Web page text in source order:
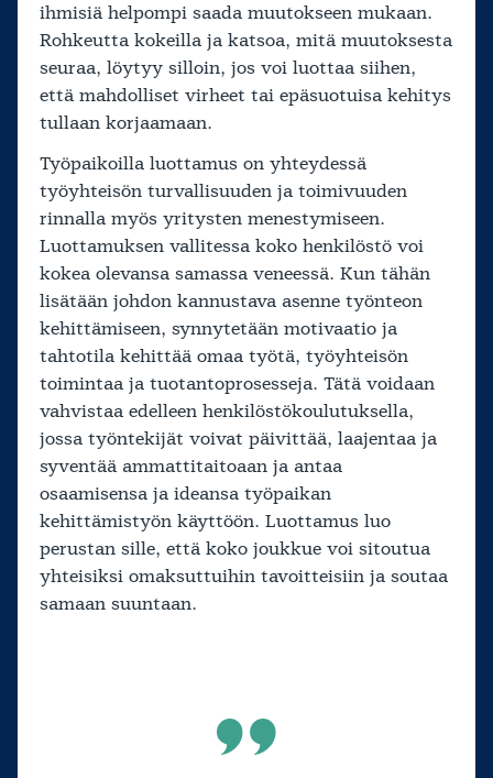
ihmisiä helpompi saada muutokseen mukaan.
Rohkeutta kokeilla ja katsoa, mitä muutoksesta
seuraa, löytyy silloin, jos voi luottaa siihen,
että mahdolliset virheet tai epäsuotuisa kehitys
tullaan korjaamaan.
Työpaikoilla luottamus on yhteydessä
työyhteisön turvallisuuden ja toimivuuden
rinnalla myös yritysten menestymiseen.
Luottamuksen vallitessa koko henkilöstö voi
kokea olevansa samassa veneessä. Kun tähän
lisätään johdon kannustava asenne työnteon
kehittämiseen, synnytetään motivaatio ja
tahtotila kehittää omaa työtä, työyhteisön
toimintaa ja tuotantoprosesseja. Tätä voidaan
vahvistaa edelleen henkilöstökoulutuksella,
jossa työntekijät voivat päivittää, laajentaa ja
syventää ammattitaitoaan ja antaa
osaamisensa ja ideansa työpaikan
kehittämistyön käyttöön. Luottamus luo
perustan sille, että koko joukkue voi sitoutua
yhteisiksi omaksuttuihin tavoitteisiin ja soutaa
samaan suuntaan.